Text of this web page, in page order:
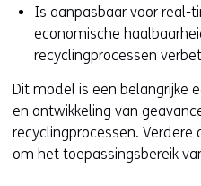
Is aanpasbaar voor real-
economische
recyclingprocessen
Dit model is een belangrijke
en ontwikkeling van
recyclingprocessen. Verdere
om het toepassingsbereik